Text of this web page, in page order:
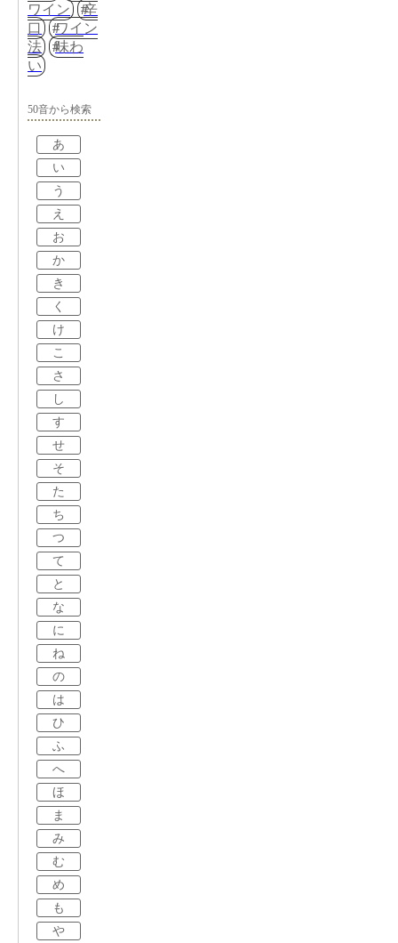
ワイン
辛
口
ワイン
法
味わ
い
50音から検索
あ
い
う
え
お
か
き
く
け
こ
さ
し
す
せ
そ
た
ち
つ
て
と
な
に
ね
の
は
ひ
ふ
へ
ほ
ま
み
む
め
も
や